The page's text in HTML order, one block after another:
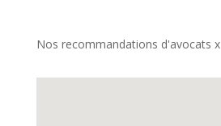
Nos recommandations d'avocats x